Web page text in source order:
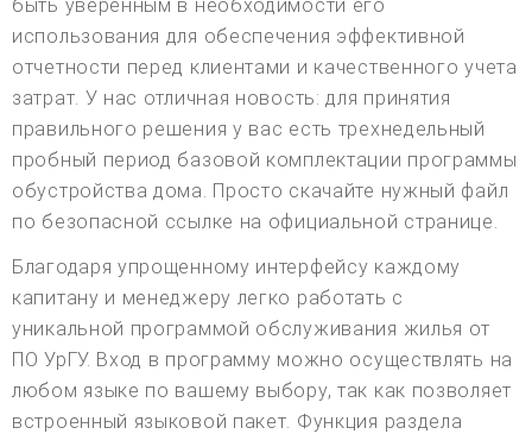
быть уверенным в необходимости его
использования для обеспечения эффективной
отчетности перед клиентами и качественного учета
затрат. У нас отличная новость: для принятия
правильного решения у вас есть трехнедельный
пробный период базовой комплектации программы
обустройства дома. Просто скачайте нужный файл
по безопасной ссылке на официальной странице.
Благодаря упрощенному интерфейсу каждому
капитану и менеджеру легко работать с
уникальной программой обслуживания жилья от
ПО УрГУ. Вход в программу можно осуществлять на
любом языке по вашему выбору, так как позволяет
встроенный языковой пакет. Функция раздела